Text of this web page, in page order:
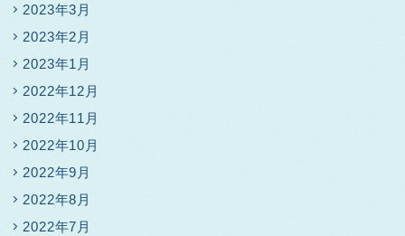
2023年3月
2023年2月
2023年1月
2022年12月
2022年11月
2022年10月
2022年9月
2022年8月
2022年7月